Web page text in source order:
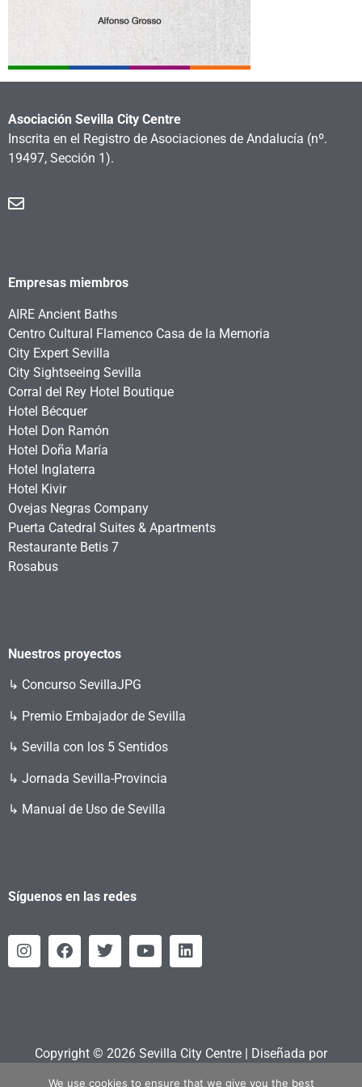
Asociación Sevilla City Centre
Inscrita en el Registro de Asociaciones de Andalucía (nº.
19497, Sección 1).
Empresas miembros
AIRE Ancient Baths
Centro Cultural Flamenco Casa de la Memoria
City Expert Sevilla
City Sightseeing Sevilla
Corral del Rey Hotel Boutique
Hotel Bécquer
Hotel Don Ramón
Hotel Doña María
Hotel Inglaterra
Hotel Kivir
Ovejas Negras Company
Puerta Catedral Suites & Apartments
Restaurante Betis 7
Rosabus
Nuestros proyectos
↳ Concurso SevillaJPG
↳ Premio Embajador de Sevilla
↳ Sevilla con los 5 Sentidos
↳ Jornada Sevilla-Provincia
↳ Manual de Uso de Sevilla
Síguenos en las redes
Copyright © 2026 Sevilla City Centre | Diseñada por
We use cookies to ensure that we give you the best